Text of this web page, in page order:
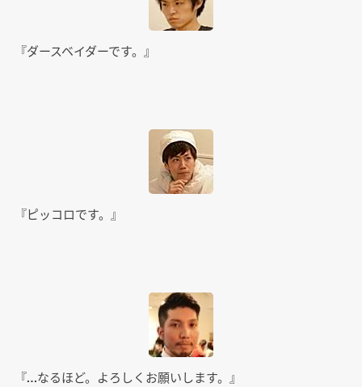
『ダースベイダーです。』
『ピッコロです。』
『…なるほど。よろしくお願いします。』